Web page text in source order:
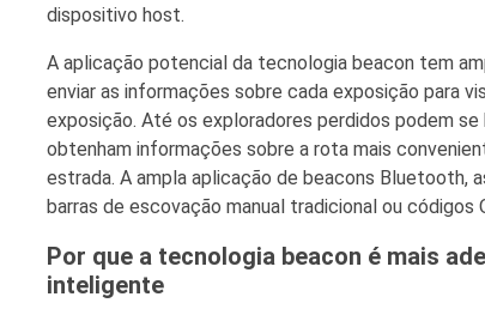
dispositivo host.
A aplicação potencial da tecnologia beacon tem
enviar as informações sobre cada exposição para
exposição. Até os exploradores perdidos podem
obtenham informações sobre a rota mais
estrada. A ampla aplicação de beacons Bluetooth,
barras de escovação manual tradicional ou
Por que a tecnologia beacon é mais
inteligente